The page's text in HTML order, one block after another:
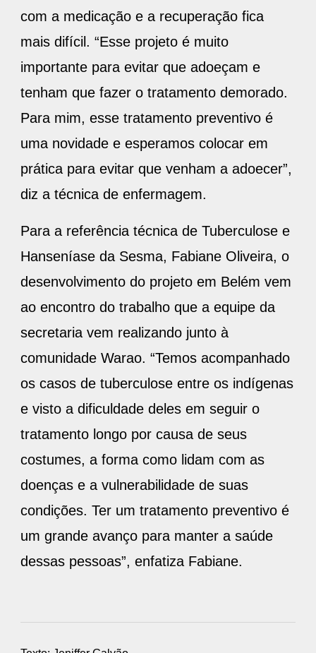
com a medicação e a recuperação fica
mais difícil. “Esse projeto é muito
importante para evitar que adoeçam e
tenham que fazer o tratamento demorado.
Para mim, esse tratamento preventivo é
uma novidade e esperamos colocar em
prática para evitar que venham a adoecer”,
diz a técnica de enfermagem.
Para a referência técnica de Tuberculose e
Hanseníase da Sesma, Fabiane Oliveira, o
desenvolvimento do projeto em Belém vem
ao encontro do trabalho que a equipe da
secretaria vem realizando junto à
comunidade Warao. “Temos acompanhado
os casos de tuberculose entre os indígenas
e visto a dificuldade deles em seguir o
tratamento longo por causa de seus
costumes, a forma como lidam com as
doenças e a vulnerabilidade de suas
condições. Ter um tratamento preventivo é
um grande avanço para manter a saúde
dessas pessoas”, enfatiza Fabiane.